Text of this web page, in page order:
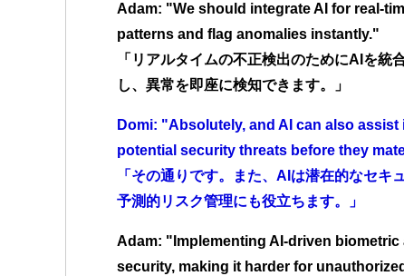
Adam: "We should integrate AI for real-
patterns and flag anomalies instantly."
「リアルタイムの不正検出のためにAIを
し、異常を即座に検知できます。」
Domi: "Absolutely, and AI can also
potential security threats before they
「その通りです。また、AIは潜在的なセキ
予測的リスク管理にも役立ちます。」
Adam: "Implementing AI-driven
security, making it harder for